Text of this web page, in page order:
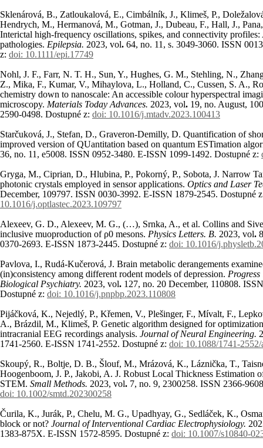
Sklenárová, B., Zatloukalová, E., Cimbálník, J., Klimeš, P.,
Hendrych, M., Hermanová, M., Gotman, J., Dubeau, F., Hall, J.,
Interictal high-frequency oscillations, spikes, and connectivity
pathologies. Epilepsia. 2023, vol. 64, no. 11, s. 3049-3060. ISSN
z: doi: 10.1111/epi.17749
Nohl, J. F., Farr, N. T. H., Sun, Y., Hughes, G. M., Stehling, N.,
Z., Mika, F., Kumar, V., Mihaylova, L., Holland, C., Cussen, S. A.,
chemistry down to nanoscale: An accessible colour hyperspectral
microscopy. Materials Today Advances. 2023, vol. 19, no. August,
2590-0498. Dostupné z: doi: 10.1016/j.mtadv.2023.100413
Starčuková, J., Stefan, D., Graveron-Demilly, D. Quantification of
improved version of QUantitation based on quantum ESTimation
36, no. 11 , e5008. ISSN 0952-3480. E-ISSN 1099-1492. Dostupné z:
Gryga, M., Ciprian, D., Hlubina, P., Pokorný, P., Sobota, J. Narrow
photonic crystals employed in sensor applications. Optics and Laser
December, 109797. ISSN 0030-3992. E-ISSN 1879-2545. Dostupné
10.1016/j.optlastec.2023.109797
Alexeev, G. D., Alexeev, M. G., (…), Srnka, A., et al. Collins and
inclusive muoproduction of ρ0 mesons. Physics Letters. B. 2023, vol.
0370-2693. E-ISSN 1873-2445. Dostupné z: doi: 10.1016/
Pavlova, I., Rudá-Kučerová, J. Brain metabolic derangements
(in)consistency among different rodent models of depression.
Biological Psychiatry. 2023, vol. 127, no. 20 December, 110808.
Dostupné z: doi: 10.1016/j.pnpbp.2023.110808
Pijáčková, K., Nejedlý, P., Křemen, V., Plešinger, F., Mívalt, F.,
A., Brázdil, M., Klimeš, P. Genetic algorithm designed for
intracranial EEG recordings analysis. Journal of Neural Engineering.
1741-2560. E-ISSN 1741-2552. Dostupné z: doi: 10.1088/1741-2552/
Skoupý, R., Boltje, D. B., Šlouf, M., Mrázová, K., Láznička, T.,
Hoogenboom, J. P., Jakobi, A. J. Robust Local Thickness Estimation
STEM. Small Methods. 2023, vol. 7, no. 9, 2300258. ISSN 2366-
doi: 10.1002/smtd.202300258
Čurila, K., Jurák, P., Chelu, M. G., Upadhyay, G., Sedláček, K.,
block or not? Journal of Interventional Cardiac Electrophysiology.
1383-875X. E-ISSN 1572-8595. Dostupné z: doi: 10.1007/s10840-